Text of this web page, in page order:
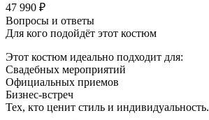
47 990 ₽
Вопросы и ответы
Для кого подойдёт этот костюм
Этот костюм идеально подходит для:
Свадебных мероприятий
Официальных приемов
Бизнес-встреч
Тех, кто ценит стиль и индивидуальность.